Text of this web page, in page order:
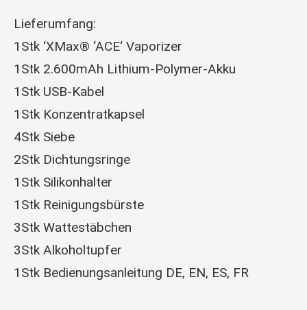
Lieferumfang:
1Stk ‘XMax® ‘ACE‘ Vaporizer
1Stk 2.600mAh Lithium-Polymer-Akku
1Stk USB-Kabel
1Stk Konzentratkapsel
4Stk Siebe
2Stk Dichtungsringe
1Stk Silikonhalter
1Stk Reinigungsbürste
3Stk Wattestäbchen
3Stk Alkoholtupfer
1Stk Bedienungsanleitung DE, EN, ES, FR